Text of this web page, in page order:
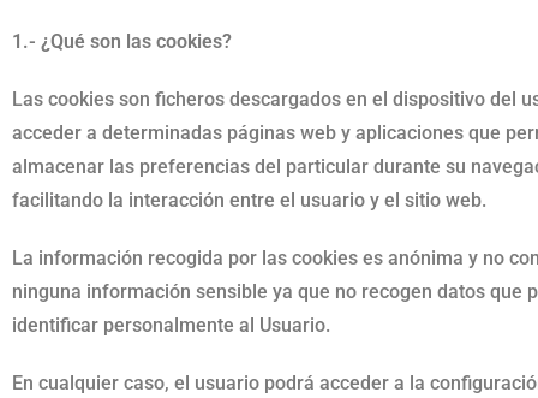
1.- ¿Qué son las cookies?
Las cookies son ficheros descargados en el dispositivo del
acceder a determinadas páginas web y aplicaciones que
almacenar las preferencias del particular durante su
facilitando la interacción entre el usuario y el sitio web.
La información recogida por las cookies es anónima y no
ninguna información sensible ya que no recogen datos que
identificar personalmente al Usuario.
En cualquier caso, el usuario podrá acceder a la